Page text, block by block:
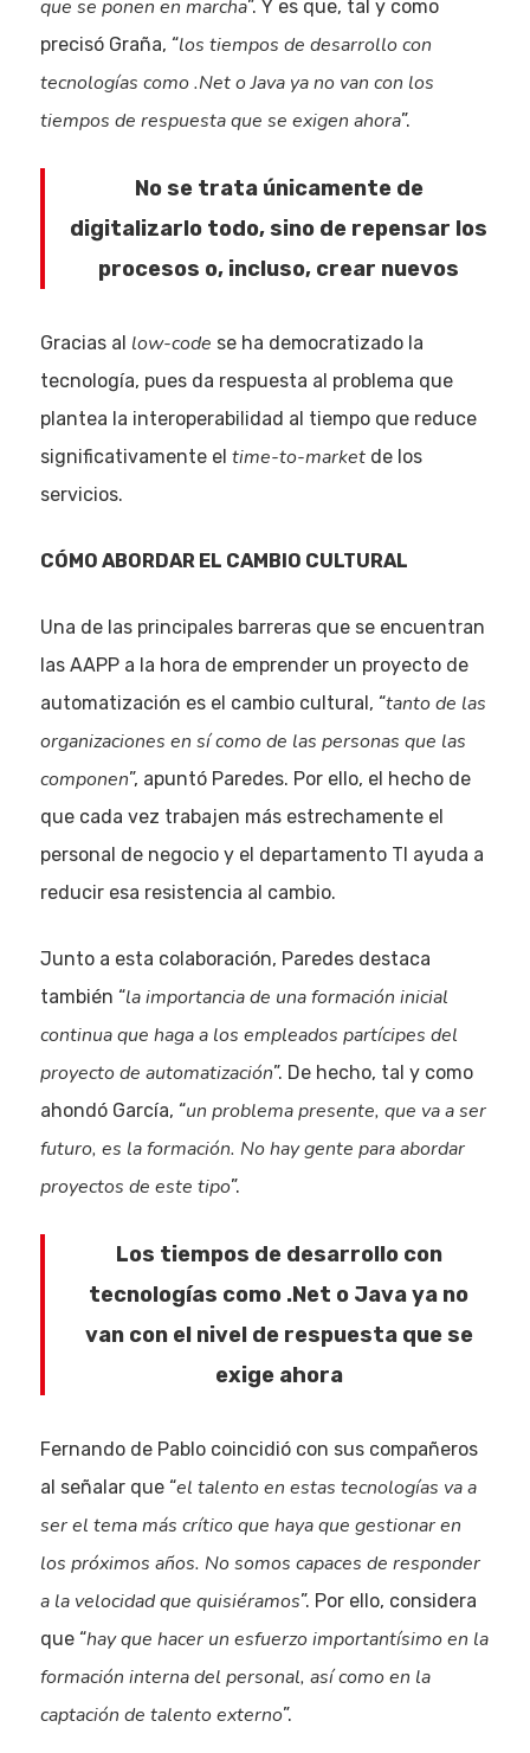
que se ponen en marcha”. Y es que, tal y como
precisó Graña, “los tiempos de desarrollo con
tecnologías como .Net o Java ya no van con los
tiempos de respuesta que se exigen ahora”.
No se trata únicamente de
digitalizarlo todo, sino de repensar los
procesos o, incluso, crear nuevos
Gracias al low-code se ha democratizado la
tecnología, pues da respuesta al problema que
plantea la interoperabilidad al tiempo que reduce
significativamente el time-to-market de los
servicios.
CÓMO ABORDAR EL CAMBIO CULTURAL
Una de las principales barreras que se encuentran
las AAPP a la hora de emprender un proyecto de
automatización es el cambio cultural, “tanto de las
organizaciones en sí como de las personas que las
componen”, apuntó Paredes. Por ello, el hecho de
que cada vez trabajen más estrechamente el
personal de negocio y el departamento TI ayuda a
reducir esa resistencia al cambio.
Junto a esta colaboración, Paredes destaca
también “la importancia de una formación inicial
continua que haga a los empleados partícipes del
proyecto de automatización”. De hecho, tal y como
ahondó García, “un problema presente, que va a ser
futuro, es la formación. No hay gente para abordar
proyectos de este tipo”.
Los tiempos de desarrollo con
tecnologías como .Net o Java ya no
van con el nivel de respuesta que se
exige ahora
Fernando de Pablo coincidió con sus compañeros
al señalar que “el talento en estas tecnologías va a
ser el tema más crítico que haya que gestionar en
los próximos años. No somos capaces de responder
a la velocidad que quisiéramos”. Por ello, considera
que “hay que hacer un esfuerzo importantísimo en la
formación interna del personal, así como en la
captación de talento externo”.